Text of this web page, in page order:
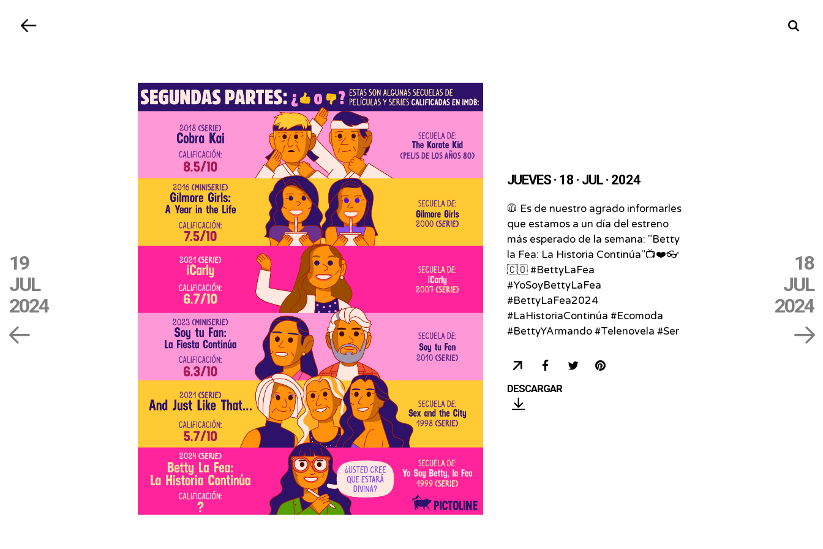
19
JUL
2024
JUEVES · 18 · JUL · 2024
🧥 Es de nuestro agrado informarles
que estamos a un día del estreno
más esperado de la semana: "Betty
la Fea: La Historia Continúa"📺❤️👓
🇨🇴 #BettyLaFea
#YoSoyBettyLaFea
#BettyLaFea2024
#LaHistoriaContinúa #Ecomoda
#BettyYArmando #Telenovela #Ser
COPIAR COMPARTIR
FACEBOOK
COMPARTIR
DESCARGAR
18
JUL
2024